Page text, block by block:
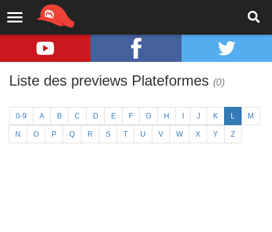
Liste des previews Plateformes (0)
0-9 A B C D E F G H J K L M
N O P Q R S T U V W X Y Z